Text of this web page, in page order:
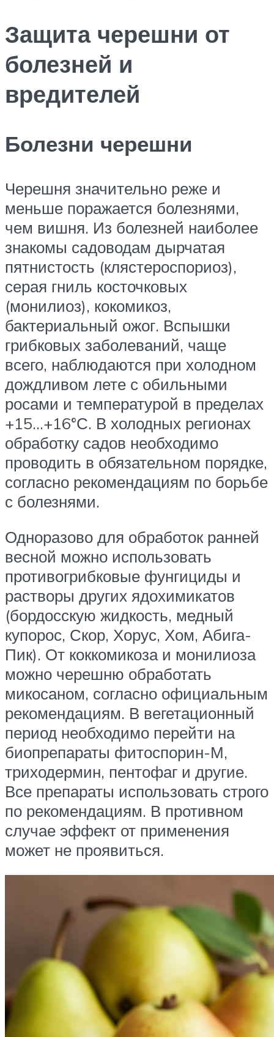
Защита черешни от
болезней и
вредителей
Болезни черешни
Черешня значительно реже и
меньше поражается болезнями,
чем вишня. Из болезней наиболее
знакомы садоводам дырчатая
пятнистость (клястероспориоз),
серая гниль косточковых
(монилиоз), кокомикоз,
бактериальный ожог. Вспышки
грибковых заболеваний, чаще
всего, наблюдаются при холодном
дождливом лете с обильными
росами и температурой в пределах
+15…+16°С. В холодных регионах
обработку садов необходимо
проводить в обязательном порядке,
согласно рекомендациям по борьбе
с болезнями.
Одноразово для обработок ранней
весной можно использовать
противогрибковые фунгициды и
растворы других ядохимикатов
(бордосскую жидкость, медный
купорос, Скор, Хорус, Хом, Абига-
Пик). От коккомикоза и монилиоза
можно черешню обработать
микосаном, согласно официальным
рекомендациям. В вегетационный
период необходимо перейти на
биопрепараты фитоспорин-М,
триходермин, пентофаг и другие.
Все препараты использовать строго
по рекомендациям. В противном
случае эффект от применения
может не проявиться.